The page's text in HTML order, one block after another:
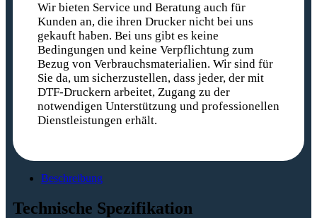
Wir bieten Service und Beratung auch für
Kunden an, die ihren Drucker nicht bei uns
gekauft haben. Bei uns gibt es keine
Bedingungen und keine Verpflichtung zum
Bezug von Verbrauchsmaterialien. Wir sind für
Sie da, um sicherzustellen, dass jeder, der mit
DTF-Druckern arbeitet, Zugang zu der
notwendigen Unterstützung und professionellen
Dienstleistungen erhält.
Beschreibung
Technische Spezifikation